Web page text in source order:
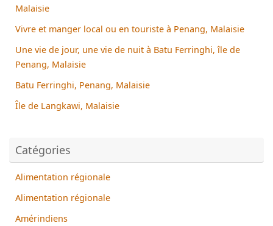
Malaisie
Vivre et manger local ou en touriste à Penang, Malaisie
Une vie de jour, une vie de nuit à Batu Ferringhi, île de
Penang, Malaisie
Batu Ferringhi, Penang, Malaisie
Île de Langkawi, Malaisie
Catégories
Alimentation régionale
Alimentation régionale
Amérindiens